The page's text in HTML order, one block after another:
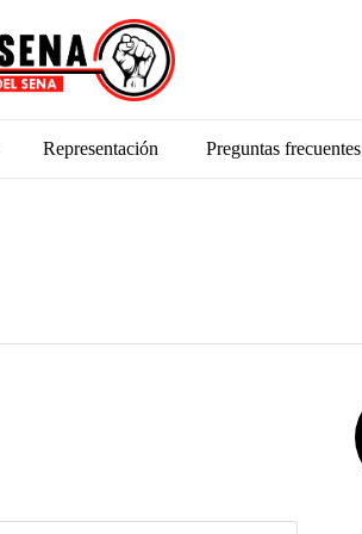
Representación Preguntas frecuentes